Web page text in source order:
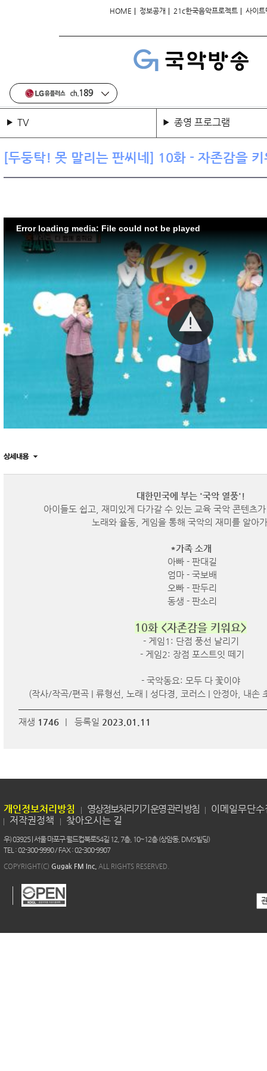
HOME | 정보공개 | 21c한국음악프로젝트 | 사이트
TV 종영 프로그램
[두둥탁! 못 말리는 판씨네] 10화 - 자존감을 키
Error loading media: File could not be played
대한민국에 부는 '국악 열풍'!
아이들도 쉽고, 재미있게 다가갈 수 있는 교육 국악 콘텐츠
노래와 율동, 게임을 통해 국악의 재미를 알아
*가족 소개
아빠 - 판대길
엄마 - 국보배
오빠 - 판두리
동생 - 판소리
10화 <자존감을 키워요>
- 게임1: 단점 풍선 날리기
- 게임2: 장점 포스트잇 떼기
- 국악동요: 모두 다 꽃이야
(작사/작곡/편곡 | 류형선, 노래 | 성다경, 코러스 | 안정아, 내손
재생 1746 | 등록일 2023.01.11
개인정보처리방침 영상정보처리기기 운영 관리 방침
이메일무단
저작권정책
찾아오시는 길
우) 03925 | 서울 마포구 월드컵북로54길 12, 7층, 10~12층 (상암동, DMS빌딩)
TEL : 02-300-9990 / FAX : 02-300-9907
COPYRIGHT(C) Gugak FM Inc. ALL RIGHTS RESERVED.